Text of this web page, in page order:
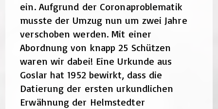
ein. Aufgrund der Coronaproblematik
musste der Umzug nun um zwei Jahre
verschoben werden. Mit einer
Abordnung von knapp 25 Schützen
waren wir dabei! Eine Urkunde aus
Goslar hat 1952 bewirkt, dass die
Datierung der ersten urkundlichen
Erwähnung der Helmstedter